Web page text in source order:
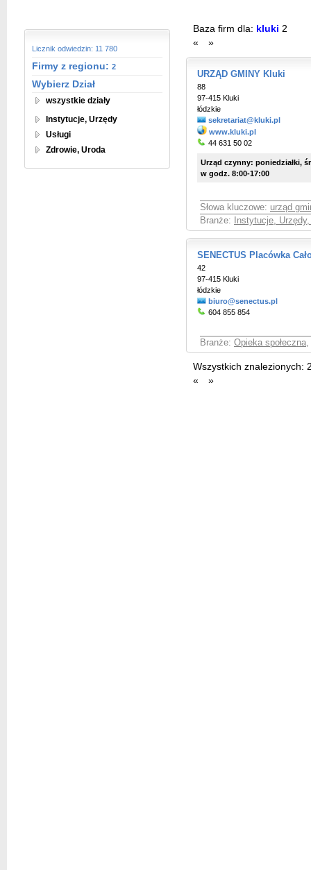
Licznik odwiedzin: 11 780
Firmy z regionu: 2
Wybierz Dział
wszystkie działy
Instytucje, Urzędy
Usługi
Zdrowie, Uroda
Baza firm dla: kluki 2
«
»
URZĄD GMINY Kluki
88
97-415 Kluki
łódzkie
sekretariat@kluki.pl
www.kluki.pl
44 631 50 02
Urząd czynny: poniedziałki,
w godz. 8:00-17:00
Słowa kluczowe: urząd
Branże:
Instytucje,
SENECTUS Placówka
42
97-415 Kluki
łódzkie
biuro@senectus.pl
604 855 854
Branże: Opieka społeczna,
Wszystkich znalezionych:
«
»